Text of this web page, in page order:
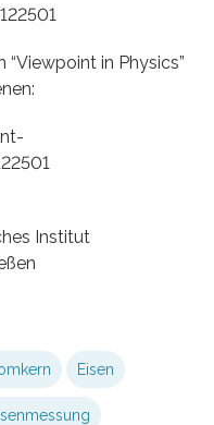
in Physics”
Institut
Eisen